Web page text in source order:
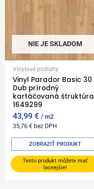
NIE JE SKLADOM
Vinylové podlahy
Vinyl Parador Basic 30
Dub prírodný
kartáčovaná štruktúra
1649299
43,99€ m2
35,76€ bez DPH
Tento produkt môžete mať
lacnejšie!
ZOBRAZIŤ PRODUKT